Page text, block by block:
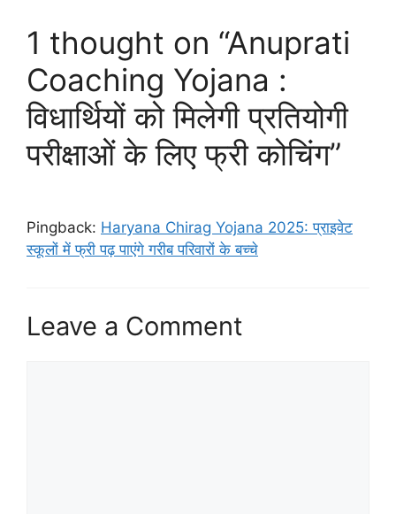
1 thought on “Anuprati
Coaching Yojana :
विधार्थियों को मिलेगी प्रतियोगी
परीक्षाओं के लिए फ्री कोचिंग”
Pingback: Haryana Chirag Yojana 2025: प्राइवेट
स्कूलों में फ्री पढ़ पाएंगे गरीब परिवारों के बच्चे
Leave a Comment